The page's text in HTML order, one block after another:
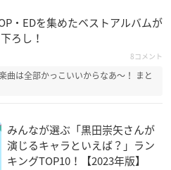
・EDを集めたベストアルバムが
ろし！
8コメント
曲は全部かっこいいからなあ～！ まと
みんなが選ぶ「黒田崇矢さんが
演じるキャラといえば？」ラン
キングTOP10！【2023年版】